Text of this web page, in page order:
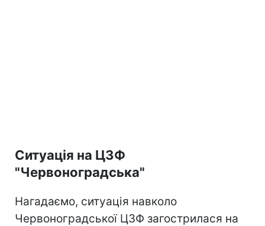
Ситуація на ЦЗФ
"Червоноградська"
Нагадаємо, ситуація навколо
Червоноградської ЦЗФ загострилася на